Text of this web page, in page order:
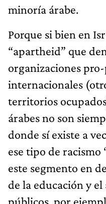
minoría árabe.
Porque si bien en
“apartheid” que
organizaciones
internacionales
territorios
árabes no son
donde sí existe a
ese tipo de racismo
este segmento en
de la educación y el
públicos, por